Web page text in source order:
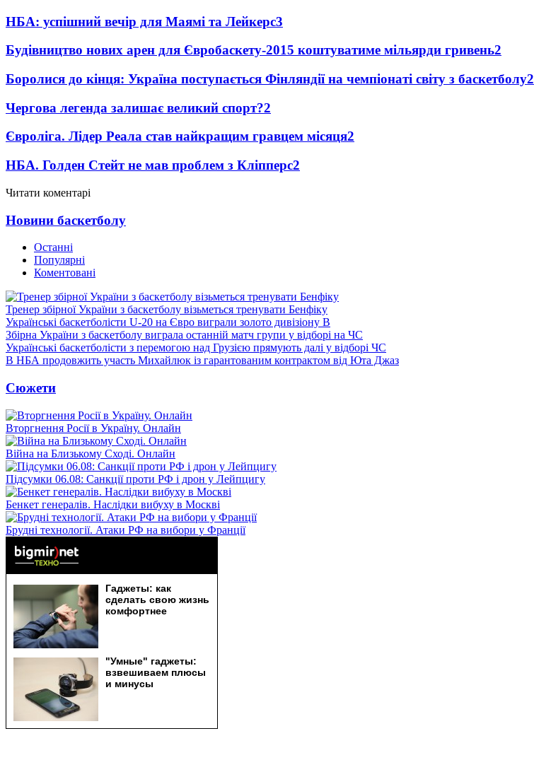
НБА: успішний вечір для Маямі та Лейкерс3
Будівництво нових арен для Євробаскету-2015 коштуватиме мільярди гривень2
Боролися до кінця: Україна поступається Фінляндії на чемпіонаті світу з баскетболу2
Чергова легенда залишає великий спорт?2
Євроліга. Лідер Реала став найкращим гравцем місяця2
НБА. Голден Стейт не мав проблем з Кліпперс2
Читати коментарі
Новини баскетболу
Останні
Популярні
Коментовані
Тренер збірної України з баскетболу візьметься тренувати Бенфіку
Українські баскетболісти U-20 на Євро виграли золото дивізіону В
Збірна України з баскетболу виграла останній матч групи у відборі на ЧС
Українські баскетболісти з перемогою над Грузією прямують далі у відборі ЧС
В НБА продовжить участь Михайлюк із гарантованим контрактом від Юта Джаз
Сюжети
Вторгнення Росії в Україну. Онлайн
Війна на Близькому Сході. Онлайн
Підсумки 06.08: Санкції проти РФ і дрон у Лейпцигу
Бенкет генералів. Наслідки вибуху в Москві
Брудні технології. Атаки РФ на вибори у Франції